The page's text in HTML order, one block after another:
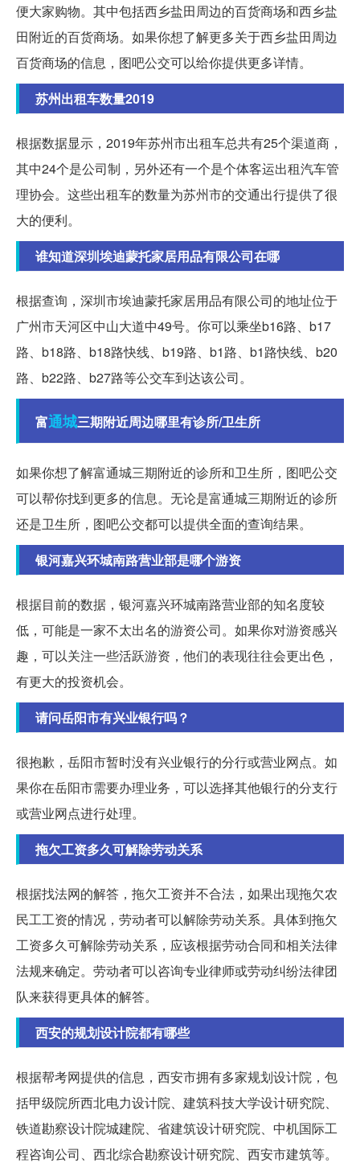
便大家购物。其中包括西乡盐田周边的百货商场和西乡盐
田附近的百货商场。如果你想了解更多关于西乡盐田周边
百货商场的信息，图吧公交可以给你提供更多详情。
苏州出租车数量2019
根据数据显示，2019年苏州市出租车总共有25个渠道商，
其中24个是公司制，另外还有一个是个体客运出租汽车管
理协会。这些出租车的数量为苏州市的交通出行提供了很
大的便利。
谁知道深圳埃迪蒙托家居用品有限公司在哪
根据查询，深圳市埃迪蒙托家居用品有限公司的地址位于
广州市天河区中山大道中49号。你可以乘坐b16路、b17
路、b18路、b18路快线、b19路、b1路、b1路快线、b20
路、b22路、b27路等公交车到达该公司。
富通城三期附近周边哪里有诊所/卫生所
如果你想了解富通城三期附近的诊所和卫生所，图吧公交
可以帮你找到更多的信息。无论是富通城三期附近的诊所
还是卫生所，图吧公交都可以提供全面的查询结果。
银河嘉兴环城南路营业部是哪个游资
根据目前的数据，银河嘉兴环城南路营业部的知名度较
低，可能是一家不太出名的游资公司。如果你对游资感兴
趣，可以关注一些活跃游资，他们的表现往往会更出色，
有更大的投资机会。
请问岳阳市有兴业银行吗？
很抱歉，岳阳市暂时没有兴业银行的分行或营业网点。如
果你在岳阳市需要办理业务，可以选择其他银行的分支行
或营业网点进行处理。
拖欠工资多久可解除劳动关系
根据找法网的解答，拖欠工资并不合法，如果出现拖欠农
民工工资的情况，劳动者可以解除劳动关系。具体到拖欠
工资多久可解除劳动关系，应该根据劳动合同和相关法律
法规来确定。劳动者可以咨询专业律师或劳动纠纷法律团
队来获得更具体的解答。
西安的规划设计院都有哪些
根据帮考网提供的信息，西安市拥有多家规划设计院，包
括甲级院所西北电力设计院、建筑科技大学设计研究院、
铁道勘察设计院城建院、省建筑设计研究院、中机国际工
程咨询公司、西北综合勘察设计研究院、西安市建筑等。